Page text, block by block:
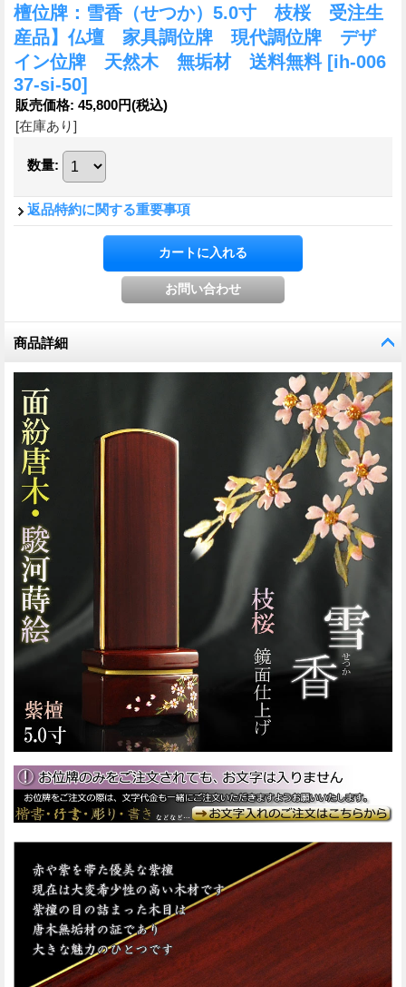
檀位牌：雪香（せつか）5.0寸 枝桜 受注生
産品】仏壇 家具調位牌 現代調位牌 デザ
イン位牌 天然木 無垢材 送料無料 [ih-006
37-si-50]
販売価格: 45,800円(税込)
[在庫あり]
数量:
返品特約に関する重要事項
商品詳細